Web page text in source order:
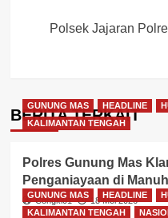
Polsek Jajaran
BERITA TERKAIT
GUNUNG MAS HEADLINE
KALIMANTAN TENGAH
Polres Gunung Mas
Penganiayaan di
Congki01 18 Mei 2026
GUNUNG MAS HEADLINE
KALIMANTAN TENGAH